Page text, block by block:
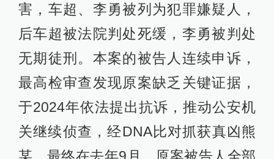
害，车超、李勇被列为犯罪嫌疑人，
后车超被法院判处死缓，李勇被判处
无期徒刑。本案的被告人连续申诉，
最高检审查发现原案缺乏关键证据，
于2024年依法提出抗诉，推动公安机
关继续侦查，经DNA比对抓获真凶熊
某。最终在去年9月，原案被告人全部